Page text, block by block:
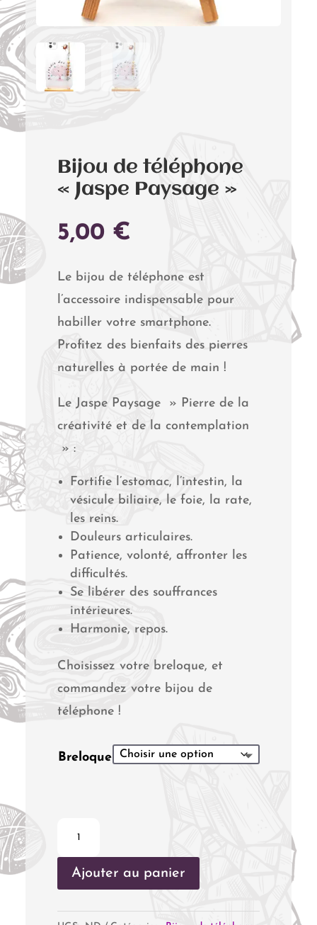
Bijou de téléphone
« Jaspe Paysage »
5,00 €
Le bijou de téléphone est
l’accessoire indispensable pour
habiller votre smartphone.
Profitez des bienfaits des pierres
naturelles à portée de main !
Le Jaspe Paysage » Pierre de la
créativité et de la contemplation
» :
Fortifie l’estomac, l’intestin, la
vésicule biliaire, le foie, la rate,
les reins.
Douleurs articulaires.
Patience, volonté, affronter les
difficultés.
Se libérer des souffrances
intérieures.
Harmonie, repos.
Choisissez votre breloque, et
commandez votre bijou de
téléphone !
Breloque
Bijou
téléphone
Ajouter au panier